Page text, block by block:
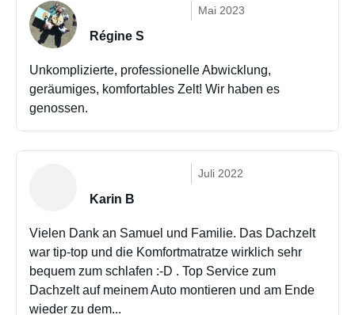
Mai 2023
Régine S
Unkomplizierte, professionelle Abwicklung,
geräumiges, komfortables Zelt! Wir haben es
genossen.
Juli 2022
Karin B
Vielen Dank an Samuel und Familie. Das Dachzelt
war tip-top und die Komfortmatratze wirklich sehr
bequem zum schlafen :-D . Top Service zum
Dachzelt auf meinem Auto montieren und am Ende
wieder zu dem...